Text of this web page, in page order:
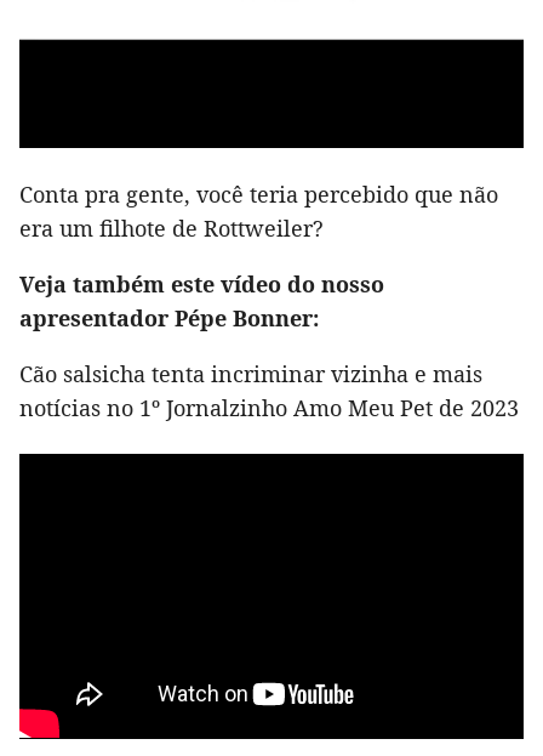
Conta pra gente, você teria percebido que não
era um filhote de Rottweiler?
Veja também este vídeo do nosso
apresentador Pépe Bonner:
Cão salsicha tenta incriminar vizinha e mais
notícias no 1º Jornalzinho Amo Meu Pet de 2023